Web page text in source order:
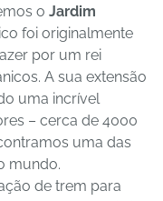
o Jardim
foi originalmente
por um rei
A sua extensão
uma incrível
– cerca de 4000
uma das
mundo.
de trem para